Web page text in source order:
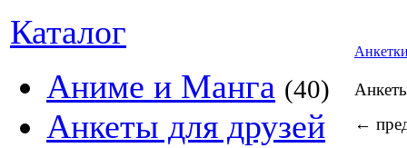
Каталог
Аниме и Манга (40)
Анкеты для друзей
←